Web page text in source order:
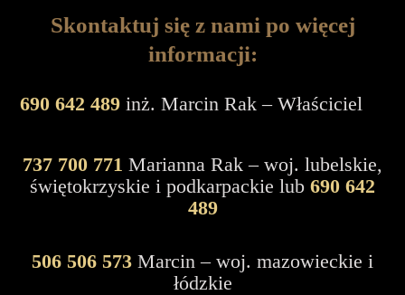
Skontaktuj się z nami po więcej
informacji:
690 642 489inż. Marcin Rak – Właściciel
737 700 771 Marianna Rak – woj. lubelskie,
świętokrzyskie i podkarpackie lub 690 642
489
506 506 573 Marcin – woj. mazowieckie i
łódzkie